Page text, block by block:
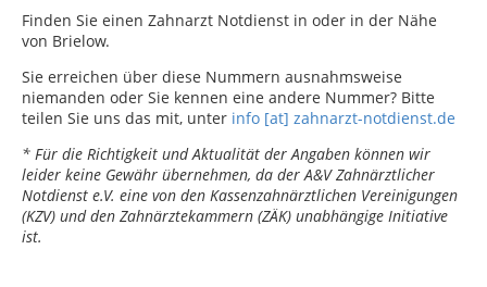
Finden Sie einen Zahnarzt Notdienst in oder in der Nähe
von Brielow.
Sie erreichen über diese Nummern ausnahmsweise
niemanden oder Sie kennen eine andere Nummer? Bitte
teilen Sie uns das mit, unter info [at] zahnarzt-notdienst.de
* Für die Richtigkeit und Aktualität der Angaben können wir
leider keine Gewähr übernehmen, da der A&V Zahnärztlicher
Notdienst e.V. eine von den Kassenzahnärztlichen Vereinigungen
(KZV) und den Zahnärztekammern (ZÄK) unabhängige Initiative
ist.